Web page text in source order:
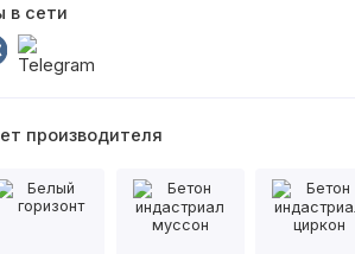
в сети
производителя